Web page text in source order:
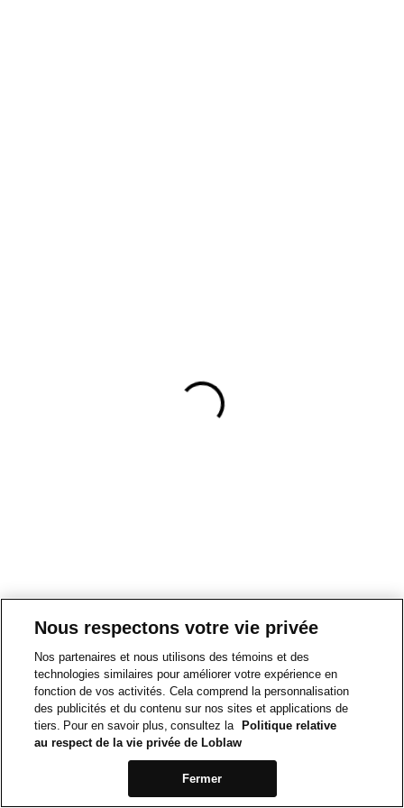
Nous respectons votre vie privée
Nos partenaires et nous utilisons des témoins et des
technologies similaires pour améliorer votre expérience en
fonction de vos activités. Cela comprend la personnalisation
des publicités et du contenu sur nos sites et applications de
tiers. Pour en savoir plus, consultez la
Politique relative
au respect de la vie privée de Loblaw
Fermer